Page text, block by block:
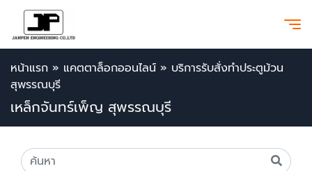
หน้าแรก » แคตตาล็อกออนไลน์ » บริการรับสั่งทำประตูม้วน
สุพรรณบุรี
เหล็กจันทร์เพ็ญ สุพรรณบุรี